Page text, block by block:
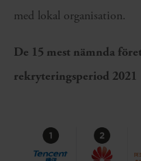
med lokal organisation.
De 15 mest nämnda
rekryteringsperiod 2021